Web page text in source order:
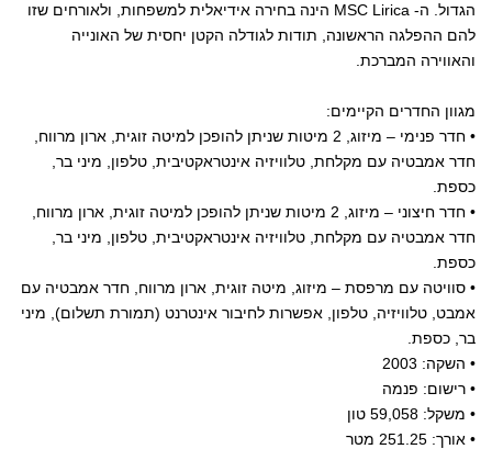
הגדול. ה- MSC Lirica הינה בחירה אידיאלית למשפחות, ולאורחים שזו
להם ההפלגה הראשונה, תודות לגודלה הקטן יחסית של האונייה
והאווירה המברכת.
מגוון החדרים הקיימים:
• חדר פנימי – מיזוג, 2 מיטות שניתן להופכן למיטה זוגית, ארון מרווח,
חדר אמבטיה עם מקלחת, טלוויזיה אינטראקטיבית, טלפון, מיני בר,
כספת.
• חדר חיצוני – מיזוג, 2 מיטות שניתן להופכן למיטה זוגית, ארון מרווח,
חדר אמבטיה עם מקלחת, טלוויזיה אינטראקטיבית, טלפון, מיני בר,
כספת.
• סוויטה עם מרפסת – מיזוג, מיטה זוגית, ארון מרווח, חדר אמבטיה עם
אמבט, טלוויזיה, טלפון, אפשרות לחיבור אינטרנט (תמורת תשלום), מיני
בר, כספת.
• השקה: 2003
• רישום: פנמה
• משקל: 59,058 טון
• אורך: 251.25 מטר